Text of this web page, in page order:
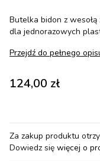
Butelka bidon z
dla jednorazowych
Przejdź do pełnego
Cena
124,00 zł
Za zakup produktu
Dowiedz się więcej o